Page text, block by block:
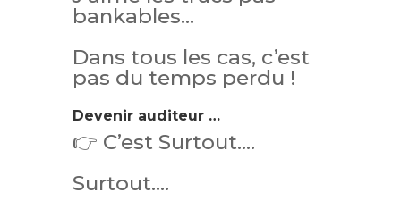
bankables…
Dans tous les cas, c’est
pas du temps perdu !
Devenir auditeur …
👉 C’est Surtout….
Surtout….